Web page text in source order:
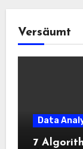
Versäumt
Data
7